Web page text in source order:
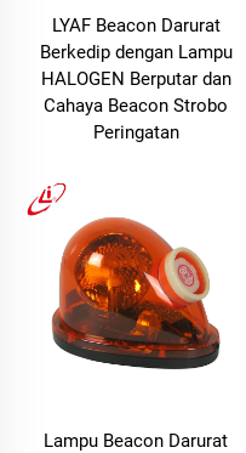
LYAF Beacon Darurat
Berkedip dengan Lampu
HALOGEN Berputar dan
Cahaya Beacon Strobo
Peringatan
Lampu Beacon Darurat